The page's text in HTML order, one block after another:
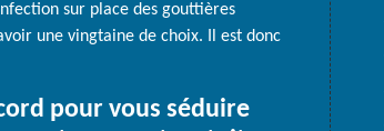
sur place des gouttières
une vingtaine de choix. Il est donc
pour vous séduire